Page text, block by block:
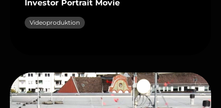
Investor Portrait Movie
Videoproduktion